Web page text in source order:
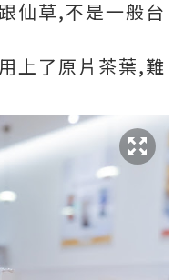
仙草,不是一般台
上了原片茶葉,難